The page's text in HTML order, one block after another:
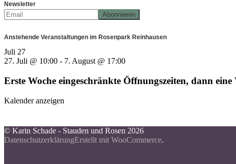
Newsletter
Anstehende Veranstaltungen im Rosenpark Reinhausen
Juli 27
27. Juli @ 10:00 - 7. August @ 17:00
Erste Woche eingeschränkte Öffnungszeiten, dann eine
Kalender anzeigen
© Karin Schade - Stauden und Rosen 2026
DatenschutzerklärungErstellt mit WooCommerce.